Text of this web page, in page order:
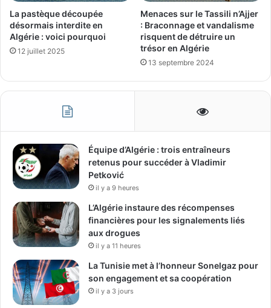
La pastèque découpée
désormais interdite en
Algérie : voici pourquoi
12 juillet 2025
Menaces sur le Tassili n’Ajjer
: Braconnage et vandalisme
risquent de détruire un
trésor en Algérie
13 septembre 2024
Équipe d’Algérie : trois entraîneurs
retenus pour succéder à Vladimir
Petković
il y a 9 heures
L’Algérie instaure des récompenses
financières pour les signalements liés
aux drogues
il y a 11 heures
La Tunisie met à l’honneur Sonelgaz pour
son engagement et sa coopération
il y a 3 jours